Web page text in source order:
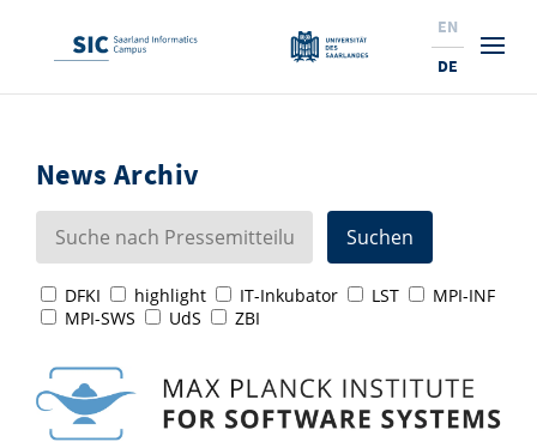
Angebote für SchülerInnen
NEU: Internationale Studiengänge
Aktuelle Semesterinfos
Lehrveranstaltungen & AnsprechpartnerInnen
Service
Service und Support
ProfessorInnen
Forschungsinstitutionen
Forschungsfelder
Karrierewege
Promotion
Gründen & Investieren
News
Preise, Auszeichnungen und Förderungen
Technologietransfer
Innovationsstandort
Expertise am SIC
News & Termine
Forschungshighlights
News
Saarland Informatics Campus
EN
DE
News Archiv
DFKI highlight IT-Inkubator LST
MPI-INF
MPI-SWS
UdS ZBI